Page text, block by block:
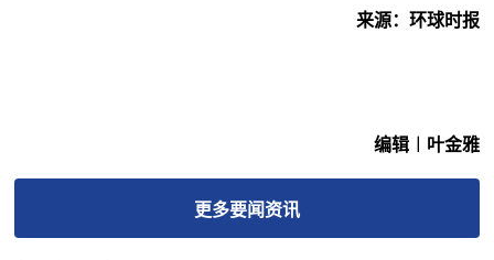
来源：环球时报
编辑︱叶金雅
更多要闻资讯